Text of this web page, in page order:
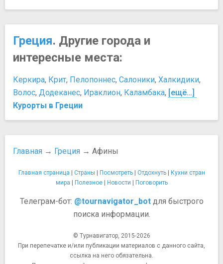
Парки и природные достопримечательности
Зоопарк "Аттика"
Марсово поле (Парк Педион ту Ареос)
Холм Ареопаг (Холм Ареса)
Площади, улицы, фонтаны, районы
Колонаки
Пляжи, аквапарки, купальни, бани, аквариумы
Спортивные сооружения
Стадион Панатинаикос
Театры и концертные залы
Национальный театр Греции
Храмы, соборы, монастыри
Гекатомпедон
Мечеть Цисдараки
Фото- и видеосъемка
Чаевые
Экскурсия по Афинам, если очень поджимает время
Язык в Греции
В гостях у греков: 5 правил, как не ударить «лицом в
грязь»
Вся правда о греческом характере
Греческая президентская гвардия: караул хорошо
подпоясанных
Древняя Греция: 5 великих битв, изменивших историю
Интересные факты о греках, о которых Вы могли не
История Афин
Культура Греции
Традиции и обычаи современной Греции: Рождество и
Греция. Другие города и
интересные места:
Керкира, Крит, Пелопоннес, Салоники, Халкидики,
Волос, Додеканес, Ираклион, Каламбака, [ещё…]
Курорты в Греции
Главная → Греция → Афины
Главная страница | Страны | Посмотреть| Отдохнуть| Кухни стран
мира | Полезное| Новости | Поговорить
Телеграм-бот: @tournavigator_botдля быстрого
поиска информации.
© Турнавигатор, 2015-2026
При перепечатке и/или публикации материалов с данного сайта,
ссылка на него обязательна.